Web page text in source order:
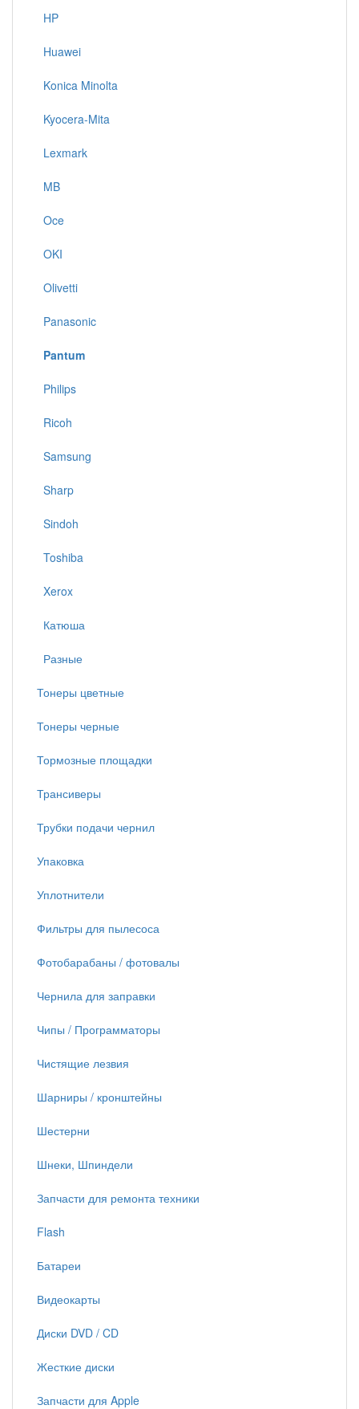
HP
Huawei
Konica Minolta
Kyocera-Mita
Lexmark
MB
Oce
OKI
Olivetti
Panasonic
Pantum
Philips
Ricoh
Samsung
Sharp
Sindoh
Toshiba
Xerox
Катюша
Разные
Тонеры цветные
Тонеры черные
Тормозные площадки
Трансиверы
Трубки подачи чернил
Упаковка
Уплотнители
Фильтры для пылесоса
Фотобарабаны / фотовалы
Чернила для заправки
Чипы / Программаторы
Чистящие лезвия
Шарниры / кронштейны
Шестерни
Шнеки, Шпиндели
Запчасти для ремонта техники
Flash
Батареи
Видеокарты
Диски DVD / CD
Жесткие диски
Запчасти для Apple